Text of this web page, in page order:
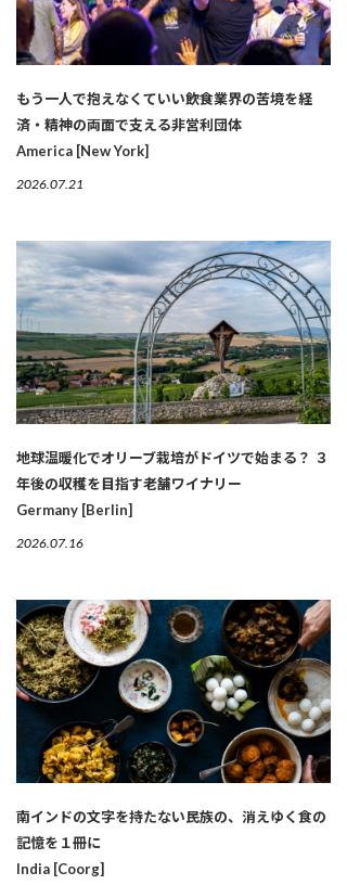
もう一人で抱えなくていい――飲食業界の苦境を経
済・精神の両面で支える非営利団体
America [New York]
2026.07.21
地球温暖化でオリーブ栽培がドイツで始まる？ ３
年後の収穫を目指す老舗ワイナリー
Germany [Berlin]
2026.07.16
南インドの文字を持たない民族の、消えゆく食の
記憶を１冊に
India [Coorg]